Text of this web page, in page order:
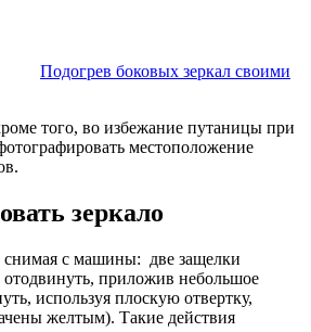
Подогрев боковых зеркал своими
того, во избежание путаницы при
местоположение
зеркало
снимая с машины: две защелки
приложив небольшое
используя плоскую отвертку,
желтым). Такие действия